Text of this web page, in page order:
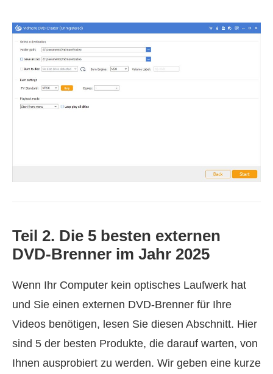
Teil 2. Die 5 besten externen
DVD-Brenner im Jahr 2025
Wenn Ihr Computer kein optisches Laufwerk hat
und Sie einen externen DVD-Brenner für Ihre
Videos benötigen, lesen Sie diesen Abschnitt. Hier
sind 5 der besten Produkte, die darauf warten, von
Ihnen ausprobiert zu werden. Wir geben eine kurze